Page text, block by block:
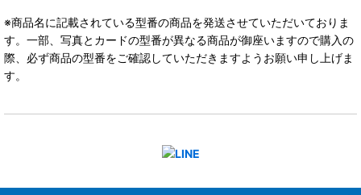
※商品名に記載されている型番の商品を発送させていただいておりま
す。一部、写真とカードの型番が異なる商品が御座いますので購入の
際、必ず商品の型番をご確認していただきますようお願い申し上げま
す。